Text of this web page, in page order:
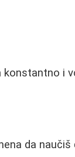
konstantno i
da naučiš